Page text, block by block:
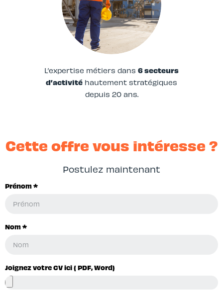
L’expertise métiers dans 6 secteurs
d’activité hautement stratégiques
depuis 20 ans.
Cette offre vous intéresse ?
Postulez maintenant
Prénom *
Nom *
Joignez votre CV ici ( PDF, Word)